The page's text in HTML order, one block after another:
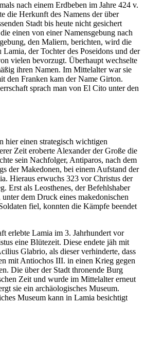
nach einem Erdbeben im Jahre 424 v.
die Herkunft des Namens der über
Stadt bis heute nicht gesichert
einen von einer Namensgebung nach
den Maliern, berichten, wird die
der Tochter des Poseidons und der
vielen bevorzugt. Überhaupt wechselte
ihren Namen. Im Mittelalter war sie
den Franken kam der Name Girton.
sprach man von El Cito unter den
hier einen strategisch wichtigen
Zeit eroberte Alexander der Große die
sein Nachfolger, Antiparos, nach dem
der Makedonen, bei einem Aufstand der
Hieraus erwuchs 323 vor Christus der
Erst als Leosthenes, der Befehlshaber
dem Druck eines makedonischen
fiel, konnten die Kämpfe beendet
erlebte Lamia im 3. Jahrhundert vor
eine Blütezeit. Diese endete jäh mit
Glabrio, als dieser verhinderte, dass
mit Antiochos III. in einen Krieg gegen
Die über der Stadt thronende Burg
Zeit und wurde im Mittelalter erneut
sie ein archäologisches Museum.
Museum kann in Lamia besichtigt